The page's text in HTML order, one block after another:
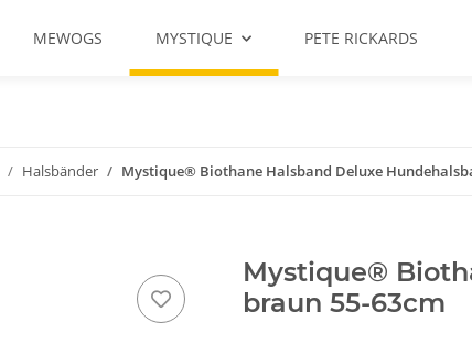
MEWOGS MYSTIQUE PETE RICKARDS
Halsbänder Mystique® Biothane Halsband Deluxe
Mystique®
braun 55-63cm